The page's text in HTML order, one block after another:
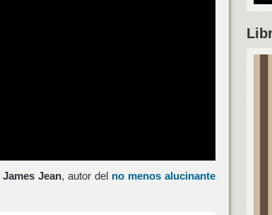
James Jean, autor del no menos alucinante